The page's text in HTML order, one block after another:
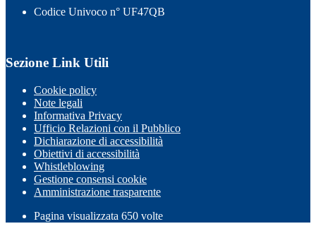
Codice Univoco n° UF47QB
Sezione Link Utili
Cookie policy
Note legali
Informativa Privacy
Ufficio Relazioni con il Pubblico
Dichiarazione di accessibilità
Obiettivi di accessibilità
Whistleblowing
Gestione consensi cookie
Amministrazione trasparente
Pagina visualizzata 650 volte